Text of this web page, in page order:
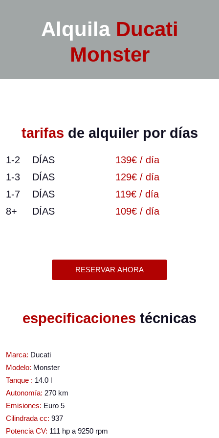
Alquila Ducati
Monster
tarifas de alquiler por días
1-2
DÍAS
1-3
DÍAS
1-7
DÍAS
8+
DÍAS
139€ / día
129€ / día
119€ / día
109€ / día
RESERVAR AHORA
especificaciones técnicas
Marca: Ducati
Modelo: Monster
Tanque : 14.0 l
Autonomía: 270 km
Emisiones: Euro 5
Cilindrada cc: 937
Potencia CV: 111 hp a 9250 rpm